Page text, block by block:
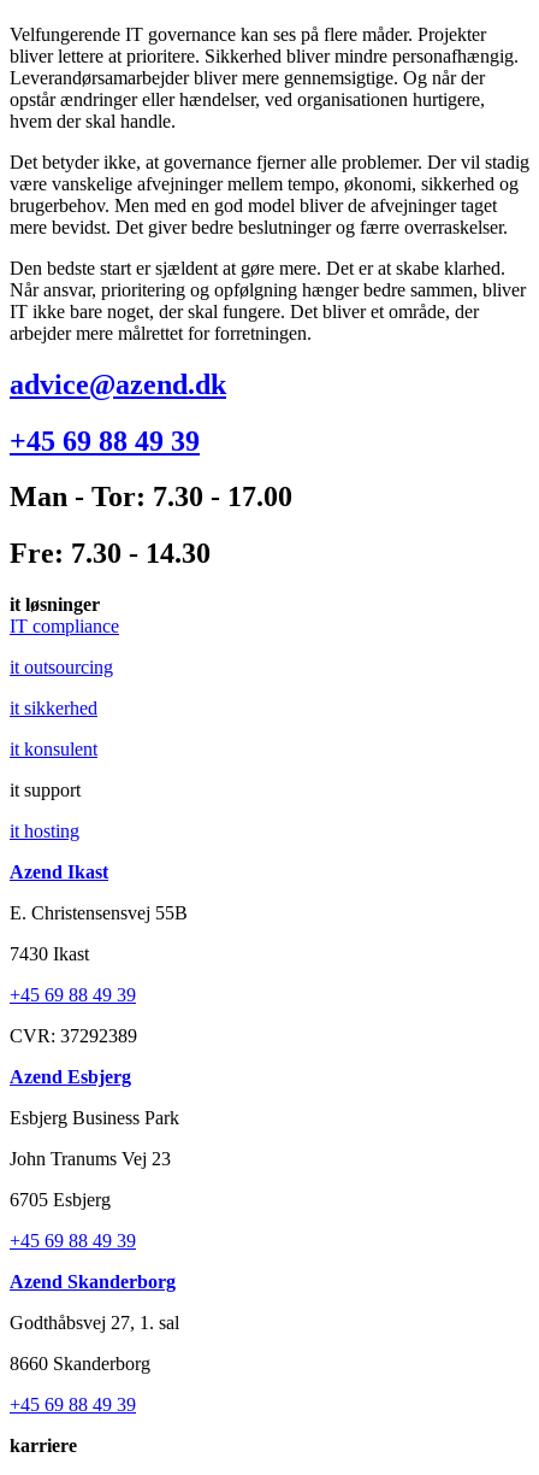
Velfungerende IT governance kan ses på flere måder. Projekter
bliver lettere at prioritere. Sikkerhed bliver mindre personafhængig.
Leverandørsamarbejder bliver mere gennemsigtige. Og når der
opstår ændringer eller hændelser, ved organisationen hurtigere,
hvem der skal handle.
Det betyder ikke, at governance fjerner alle problemer. Der vil stadig
være vanskelige afvejninger mellem tempo, økonomi, sikkerhed og
brugerbehov. Men med en god model bliver de afvejninger taget
mere bevidst. Det giver bedre beslutninger og færre overraskelser.
Den bedste start er sjældent at gøre mere. Det er at skabe klarhed.
Når ansvar, prioritering og opfølgning hænger bedre sammen, bliver
IT ikke bare noget, der skal fungere. Det bliver et område, der
arbejder mere målrettet for forretningen.
advice@azend.dk
+45 69 88 49 39
Man - Tor: 7.30 - 17.00
Fre: 7.30 - 14.30
it løsninger
IT compliance
it outsourcing
it sikkerhed
it konsulent
it support
it hosting
Azend Ikast
E. Christensensvej 55B
7430 Ikast
+45 69 88 49 39
CVR: 37292389
Azend Esbjerg
Esbjerg Business Park
John Tranums Vej 23
6705 Esbjerg
+45 69 88 49 39
Azend Skanderborg
Godthåbsvej 27, 1. sal
8660 Skanderborg
+45 69 88 49 39
karriere